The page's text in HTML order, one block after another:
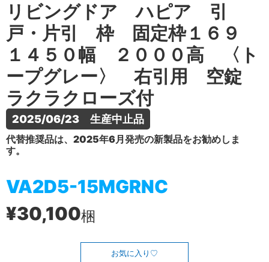
リビングドア ハピア 引
戸・片引 枠 固定枠１６９
１４５０幅 ２０００高 〈ト
ープグレー〉 右引用 空錠
ラクラクローズ付
2025/06/23　生産中止品
代替推奨品は、2025年6月発売の新製品をお勧めしま
す。
VA2D5-15MGRNC
¥30,100梱
お気に入り